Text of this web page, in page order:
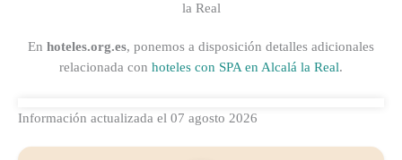
la Real
En hoteles.org.es, ponemos a disposición detalles adicionales
relacionada con hoteles con SPA en Alcalá la Real.
Información actualizada el 07 agosto 2026